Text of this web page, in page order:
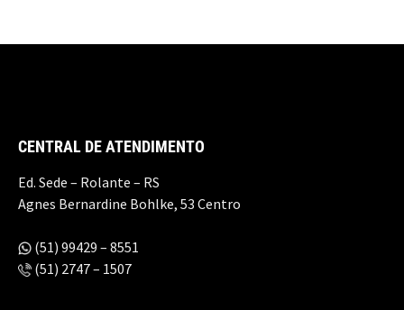
CENTRAL DE ATENDIMENTO
Ed. Sede – Rolante – RS
Agnes Bernardine Bohlke, 53 Centro
(51) 99429 – 8551
(51) 2747 – 1507